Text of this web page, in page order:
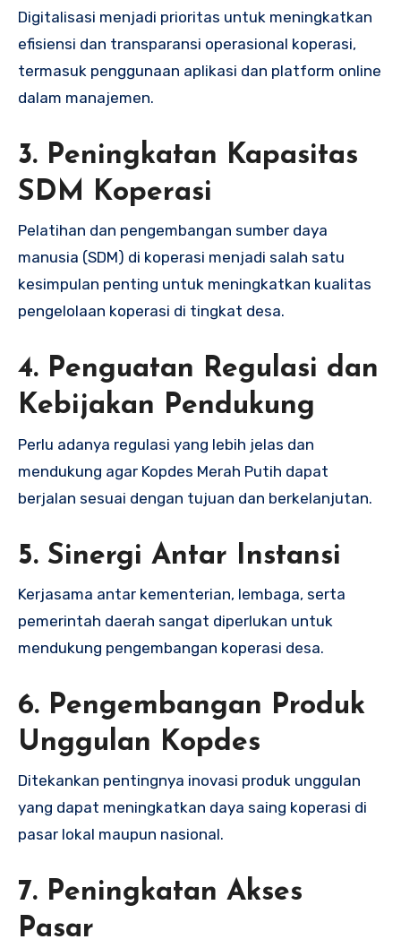
Digitalisasi menjadi prioritas untuk meningkatkan
efisiensi dan transparansi operasional koperasi,
termasuk penggunaan aplikasi dan platform online
dalam manajemen.
3. Peningkatan Kapasitas
SDM Koperasi
Pelatihan dan pengembangan sumber daya
manusia (SDM) di koperasi menjadi salah satu
kesimpulan penting untuk meningkatkan kualitas
pengelolaan koperasi di tingkat desa.
4. Penguatan Regulasi dan
Kebijakan Pendukung
Perlu adanya regulasi yang lebih jelas dan
mendukung agar Kopdes Merah Putih dapat
berjalan sesuai dengan tujuan dan berkelanjutan.
5. Sinergi Antar Instansi
Kerjasama antar kementerian, lembaga, serta
pemerintah daerah sangat diperlukan untuk
mendukung pengembangan koperasi desa.
6. Pengembangan Produk
Unggulan Kopdes
Ditekankan pentingnya inovasi produk unggulan
yang dapat meningkatkan daya saing koperasi di
pasar lokal maupun nasional.
7. Peningkatan Akses
Pasar